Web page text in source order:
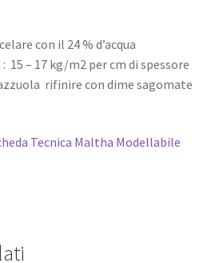
con il 24 % d’acqua
15 – 17 kg/m2 per cm di spessore
rifinire con dime sagomate
Tecnica Maltha Modellabile